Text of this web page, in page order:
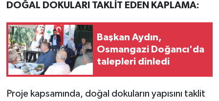
DOĞAL DOKULARI TAKLİT EDEN KAPLAMA:
Başkan Aydın,
Osmangazi Doğancı'da
talepleri dinledi
Proje kapsamında, doğal dokuların yapısını taklit